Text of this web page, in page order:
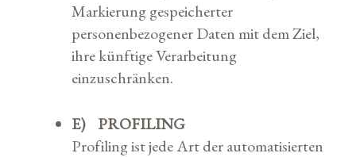
Markierung gespeicherter
personenbezogener Daten mit dem Ziel,
ihre künftige Verarbeitung
einzuschränken.
E) PROFILING
Profiling ist jede Art der automatisierten